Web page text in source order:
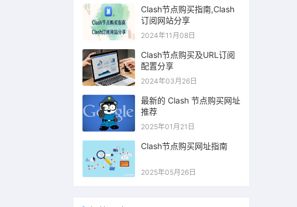
Clash节点购买指南,Clash
订阅网站分享
2024年11月08日
Clash节点购买及URL订阅
配置分享
2024年03月26日
最新的 Clash 节点购买网址
推荐
2025年01月21日
Clash节点购买网址指南
2025年05月26日